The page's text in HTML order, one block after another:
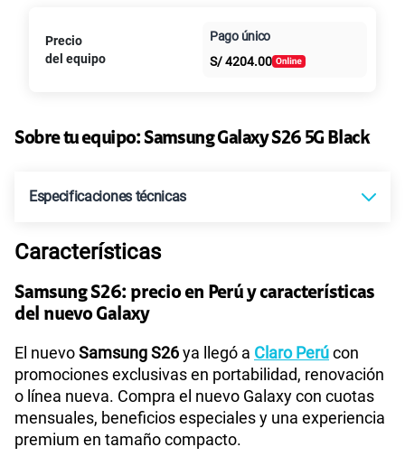
Paga solo
125GBen alta velocidad
S/
Paga solo S/ 95.90
Paga solo 69.90
S/159.90
Paga solo
185GBen alta velocidad
189.90
Al contado Cuotas Claro
intereses
Precio
del equipo
Pago único
S/4204.00
Sobre tu equipo: SamsungGalaxy S26 5G Black
Especificaciones técnicas
Tecnología de Pantalla
Sistema operativo
Procesador Exynos 2600 (2nm)
Características
Samsung S26: precio en Perú y características
del nuevo Galaxy
El nuevoSamsung S26ya llegó a Claro Perúcon
promociones exclusivas en portabilidad, renovación
o línea nueva. Compra el nuevo Galaxy con cuotas
mensuales, beneficios especiales y una experiencia
premium en tamaño compacto.